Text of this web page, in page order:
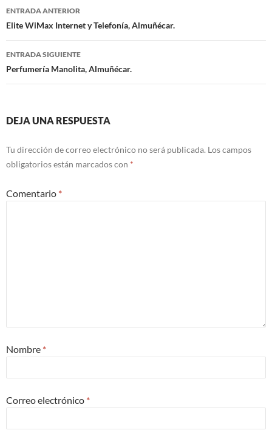
Navegación
de
entradas
ENTRADA ANTERIOR
Elite WiMax Internet y Telefonía, Almuñécar.
ENTRADA SIGUIENTE
Perfumería Manolita, Almuñécar.
DEJA UNA RESPUESTA
Tu dirección de correo electrónico no será publicada. Los campos
obligatorios están marcados con *
Comentario *
Nombre *
Correo electrónico *